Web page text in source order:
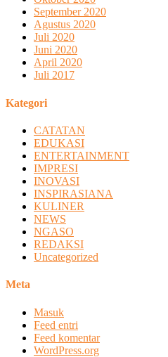
September 2020
Agustus 2020
Juli 2020
Juni 2020
April 2020
Juli 2017
Kategori
CATATAN
EDUKASI
ENTERTAINMENT
IMPRESI
INOVASI
INSPIRASIANA
KULINER
NEWS
NGASO
REDAKSI
Uncategorized
Meta
Masuk
Feed entri
Feed komentar
WordPress.org